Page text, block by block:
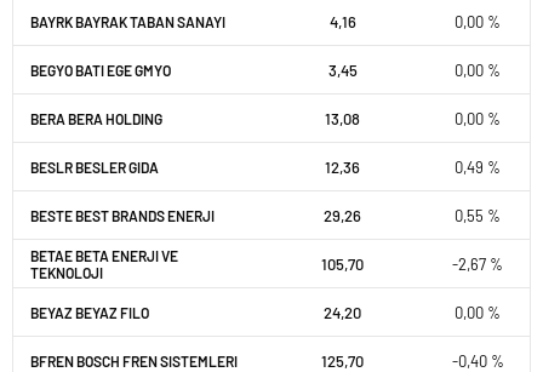
BAYRK BAYRAK TABAN SANAYI 4,16 0,00 %
BEGYO BATI EGE GMYO 3,45 0,00 %
BERA BERA HOLDING 13,08 0,00 %
BESLR BESLER GIDA 12,36 0,49 %
BESTE BEST BRANDS ENERJI 29,26 0,55 %
BETAE BETA ENERJI VE
TEKNOLOJI
105,70 -2,67 %
BEYAZ BEYAZ FILO 24,20 0,00 %
BFREN BOSCH FREN SISTEMLERI 125,70 -0,40 %